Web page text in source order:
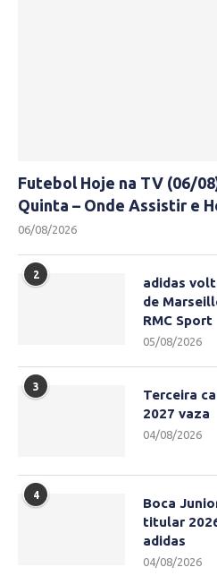
Futebol Hoje na TV (06/
Quinta – Onde Assistir e
06/08/2026
2
adidas
de
RMC Sport
05/08/2026
3
Terceira
2027 vaza
04/08/2026
4
Boca
titular
adidas
04/08/2026